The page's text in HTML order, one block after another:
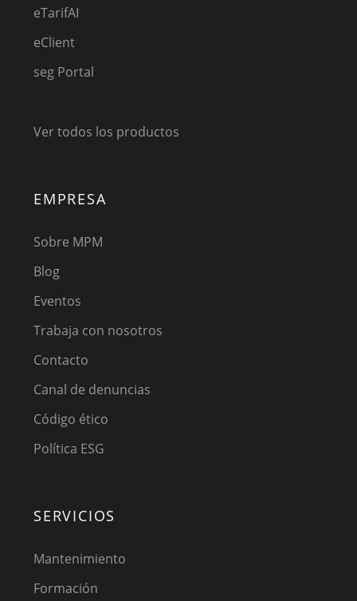
eTarifAI
eClient
seg Portal
Ver todos los productos
EMPRESA
Sobre MPM
Blog
Eventos
Trabaja con nosotros
Contacto
Canal de denuncias
Código ético
Política ESG
SERVICIOS
Mantenimiento
Formación